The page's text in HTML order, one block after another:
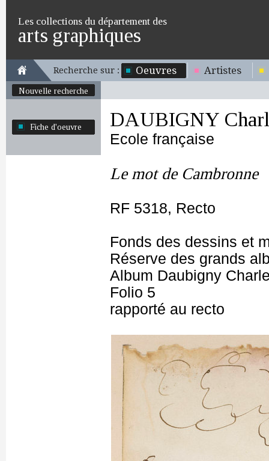
Les collections du département des
arts graphiques
Recherche sur : Oeuvres Artistes
Nouvelle recherche
Fiche d'oeuvre DAUBIGNY
Ecole française
Le mot de Cambronne
RF 5318, Recto
Fonds des dessins et
Réserve des grands
Album Daubigny
Folio 5
rapporté au recto